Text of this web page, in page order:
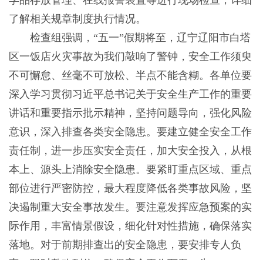
了解相关规章制度执行情况。
检查组强调，“五一”假期将至，辽宁辽阳市白塔
区一饭店火灾事故为我们敲响了警钟，安全工作须臾
不可懈怠、丝毫不可放松、半点不能含糊。各单位要
深入学习贯彻习近平总书记关于安全生产工作的重要
讲话和重要指示批示精神，坚持问题导向，强化风险
意识，深入排查各类安全隐患。要建立健全安全工作
责任制，进一步压实安全责任，加大安全投入，从根
本上、源头上消除安全隐患。要紧盯重点区域、重点
部位进行严密防控，最大程度降低各类事故风险，坚
决遏制重大安全事故发生。要注意发挥应急预案的实
际作用，丰富情景假设，细化针对性措施，确保落实
落地。对于前期排查出的安全隐患，要安排专人负